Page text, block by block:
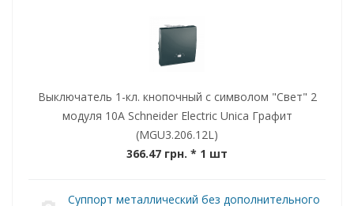
Выключатель 1-кл. кнопочный с символом "Свет" 2
модуля 10А Schneider Electric Unica Графит
(MGU3.206.12L)
366.47 грн. * 1 шт
Суппорт металлический без дополнительного